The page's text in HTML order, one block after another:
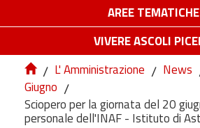
AREE TEMATICHE
VIVERE ASCOLI
/ L' Amministrazione / News
Giugno /
Sciopero per la giornata del 20
personale dell'INAF - Istituto di